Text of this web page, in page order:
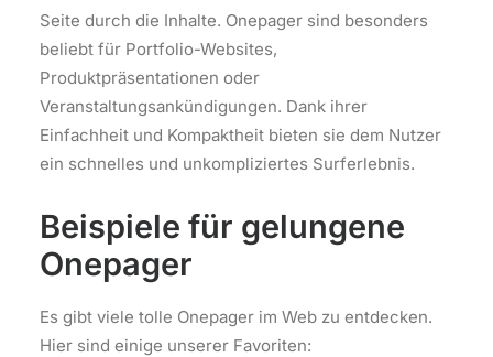
Seite durch die Inhalte. Onepager sind besonders
beliebt für Portfolio-Websites,
Produktpräsentationen oder
Veranstaltungsankündigungen. Dank ihrer
Einfachheit und Kompaktheit bieten sie dem Nutzer
ein schnelles und unkompliziertes Surferlebnis.
Beispiele für gelungene
Onepager
Es gibt viele tolle Onepager im Web zu entdecken.
Hier sind einige unserer Favoriten: